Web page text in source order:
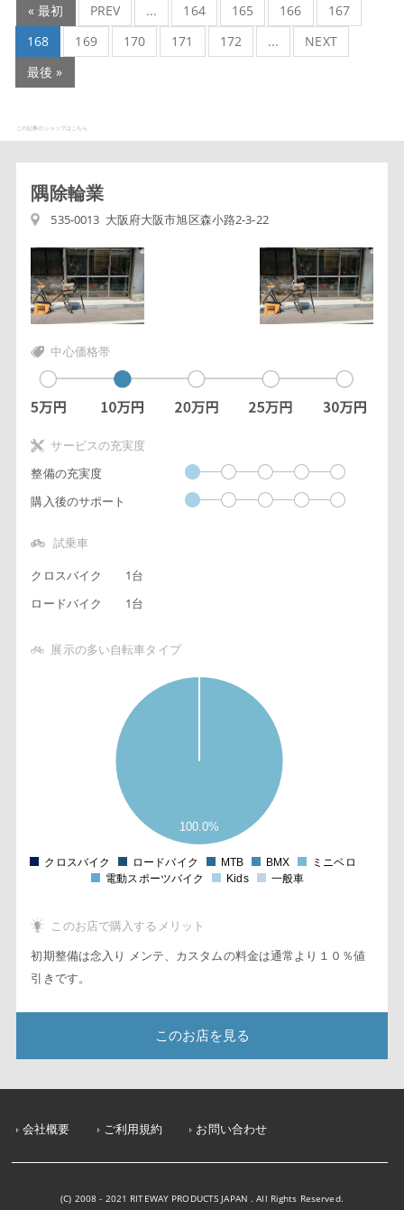
« 最初 PREV ... 164 165 166
167
168
169 170 171 172 ...
NEXT
最後 »
この記事のショップはこちら
隅除輪業
535-0013 大阪府大阪市旭区森小路2-3-22
中心価格帯
サービスの充実度
整備の充実度
購入後のサポート
試乗車
クロスバイク
1台
ロードバイク
1台
展示の多い自転車タイプ
100.0%
クロスバイク ロードバイク MTB BMX
ミニベロ
電動スポーツバイク
Kids 一般車
このお店で購入するメリット
初期整備は念入り メンテ、カスタムの料金は通常より１０％値
引きです。
このお店を見る
会社概要 ご利用規約 お問い合わせ
(C) 2008 - 2021 RITEWAY PRODUCTS JAPAN . All Rights Reserved.